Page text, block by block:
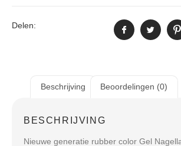
Delen:
Beschrijving Beoordelingen (0)
BESCHRIJVING
Nieuwe generatie rubber color Gel